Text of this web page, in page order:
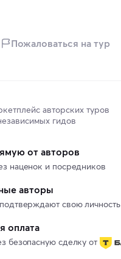
Пожаловаться на тур
авторских туров
гидов
от авторов
наценок и посредников
авторы
свою личность
оплата
безопасную сделку от